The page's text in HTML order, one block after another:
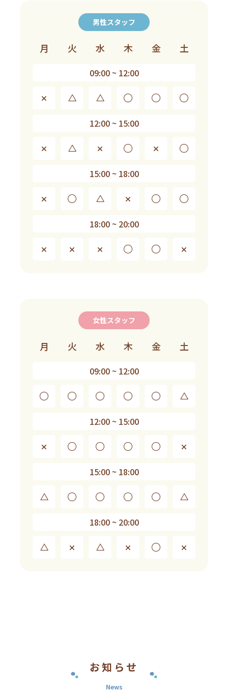
男性スタッフ
月 火 水 木 金 土
09:00 ~ 12:00
× △ △ ◯ ◯ ◯
12:00 ~ 15:00
× △ × ◯ × ◯
15:00 ~ 18:00
× ◯ △ × ◯ ◯
18:00 ~ 20:00
× × × ◯ ◯ ×
女性スタッフ
月 火 水 木 金 土
09:00 ~ 12:00
◯ ◯ ◯ ◯ ◯ △
12:00 ~ 15:00
× ◯ ◯ ◯ ◯ ×
15:00 ~ 18:00
△ ◯ ◯ ◯ ◯ △
18:00 ~ 20:00
△ × △ × ◯ ×
お知らせ
News